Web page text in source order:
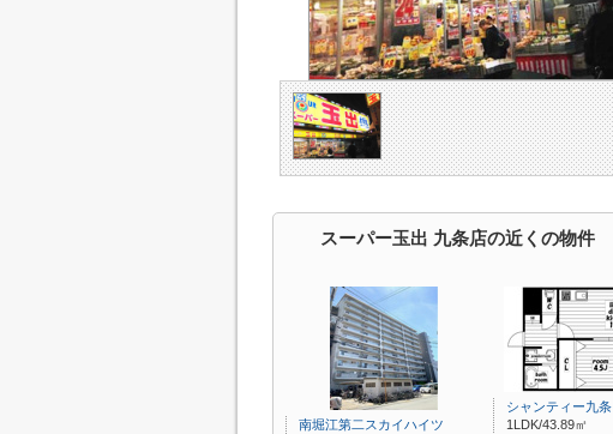
スーパー玉出 九条店の近くの物件
南堀江第二スカイハイツ
シャンティー九条
1LDK/43.89㎡